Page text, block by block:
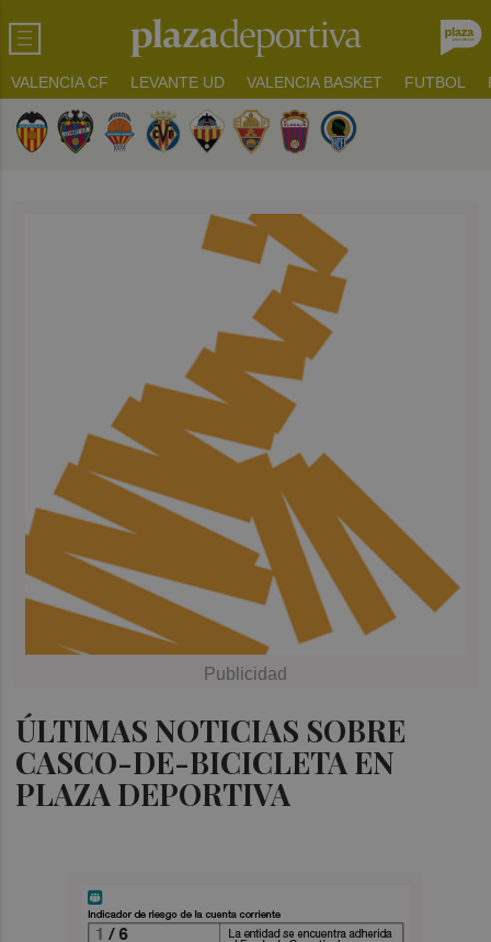
VALENCIA CF LEVANTE UD VALENCIA BASKET FUTBOL
ÚLTIMAS NOTICIAS SOBRE
CASCO-DE-BICICLETA EN
PLAZA DEPORTIVA